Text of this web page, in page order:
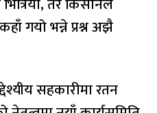
गयो भन्ने प्रश्न अझै
सहकारीमा रतन